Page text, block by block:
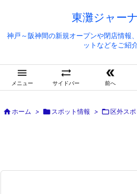
東灘ジャー
神戸～阪神間の新規オープンや閉店情報
ットなどをご紹

メニュー

サイドバー

前へ
ホーム >  スポット情報 > 区外スポ